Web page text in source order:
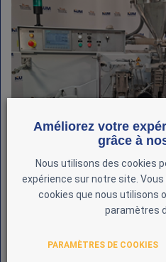
Ensacheuse verticale Volpak
Améliorez votre
grâce à
Nous utilisons des cookies
expérience sur notre site.
cookies que nous utilisons
paramètres
PARAMÈTRES DE COOKIES